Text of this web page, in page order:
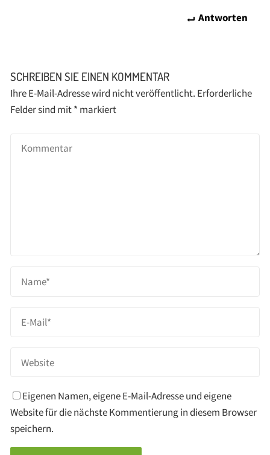
Antworten
SCHREIBEN SIE EINEN KOMMENTAR
Ihre E-Mail-Adresse wird nicht veröffentlicht. Erforderliche
Felder sind mit* markiert
Eigenen Namen, eigene E-Mail-Adresse und eigene
Website für die nächste Kommentierung in diesem Browser
speichern.